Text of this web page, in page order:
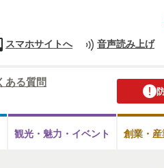
スマホサイトへ 音声読み上げ
ある質問
観光・魅力・ イベント 創業・